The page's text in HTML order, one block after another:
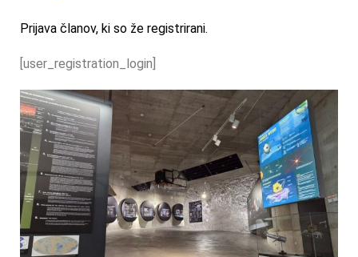
Prijava članov, ki so že registrirani.
[user_registration_login]